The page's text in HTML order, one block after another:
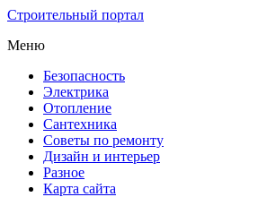
Строительный портал
Меню
Безопасность
Электрика
Отопление
Сантехника
Советы по ремонту
Дизайн и интерьер
Разное
Карта сайта